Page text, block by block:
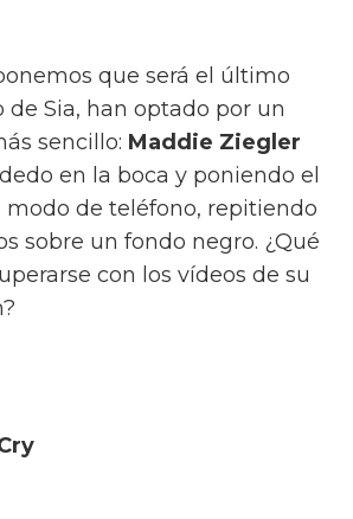
que será el último
de Sia, han optado por un
sencillo: Maddie Ziegler
en la boca y poniendo el
modo de teléfono, repitiendo
sobre un fondo negro. ¿Qué
con los vídeos de su